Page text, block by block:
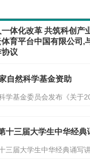
体化改革 共筑科创产
育平台中国有限公司,
议
自然科学基金资助
学基金委员会发布《关于
十三届大学生中华经典
三届大学生中华经典诵写讲